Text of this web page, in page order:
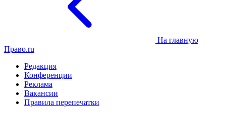
На главную
Право.ru
Редакция
Конференции
Реклама
Вакансии
Правила перепечатки